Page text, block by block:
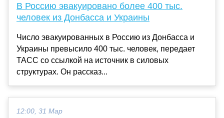
В Россию эвакуировано более 400 тыс.
человек из Донбасса и Украины
Число эвакуированных в Россию из Донбасса и
Украины превысило 400 тыс. человек, передает
ТАСС со ссылкой на источник в силовых
структурах. Он рассказ...
12:00, 31 Мар